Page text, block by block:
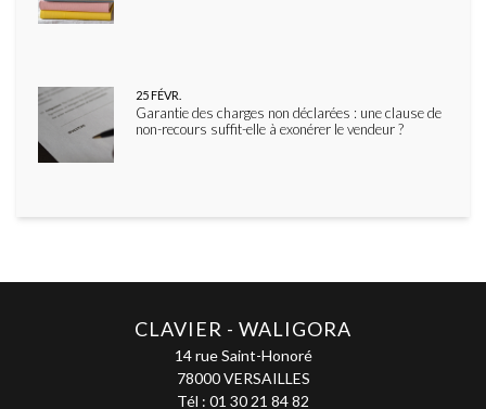
Garantie des charges non déclarées : une clause de
non-recours suffit-elle à exonérer le vendeur ?
25FÉVR.
CLAVIER - WALIGORA
14 rue Saint-Honoré
78000 VERSAILLES
Tél : 01 30 21 84 82